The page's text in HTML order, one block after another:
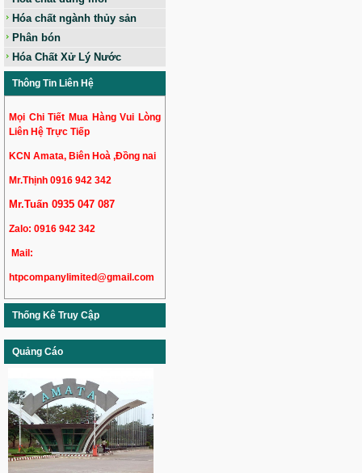
Hóa chất ngành thủy sản
Phân bón
Hóa Chất Xử Lý Nước
Thông Tin Liên Hệ
Mọi Chi Tiết Mua Hàng Vui Lòng
Liên Hệ Trực Tiếp
KCN Amata, Biên Hoà ,Đồng nai
Mr.Thịnh 0916 942 342
Mr.Tuấn 0935 047 087
Zalo: 0916 942 342
Mail:
htpcompanylimited@gmail.com
Thống Kê Truy Cập
Quảng Cáo